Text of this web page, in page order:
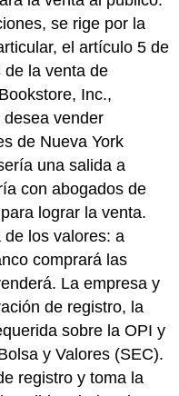
se rige por la
el artículo 5 de
de la venta de
Inc.,
vender
de Nueva York
una salida a
con abogados de
lograr la venta.
de los valores: a
comprará las
La empresa y
de registro, la
sobre la OPI y
y Valores (SEC).
registro y toma la